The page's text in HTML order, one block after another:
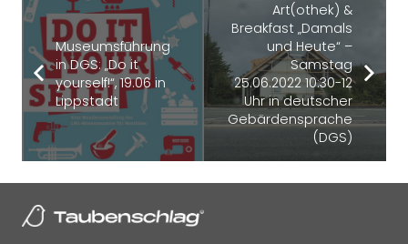
Museumsführung
in DGS: „Do it
yourself!“, 19.06 in
Lippstadt
Art(othek) &
Breakfast „Damals
und Heute“ –
Samstag
25.06.2022 10:30-12
Uhr in deutscher
Gebärdensprache
(DGS)